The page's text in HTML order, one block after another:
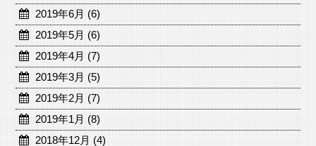
2019年6月 (6)
2019年5月 (6)
2019年4月 (7)
2019年3月 (5)
2019年2月 (7)
2019年1月 (8)
2018年12月 (4)